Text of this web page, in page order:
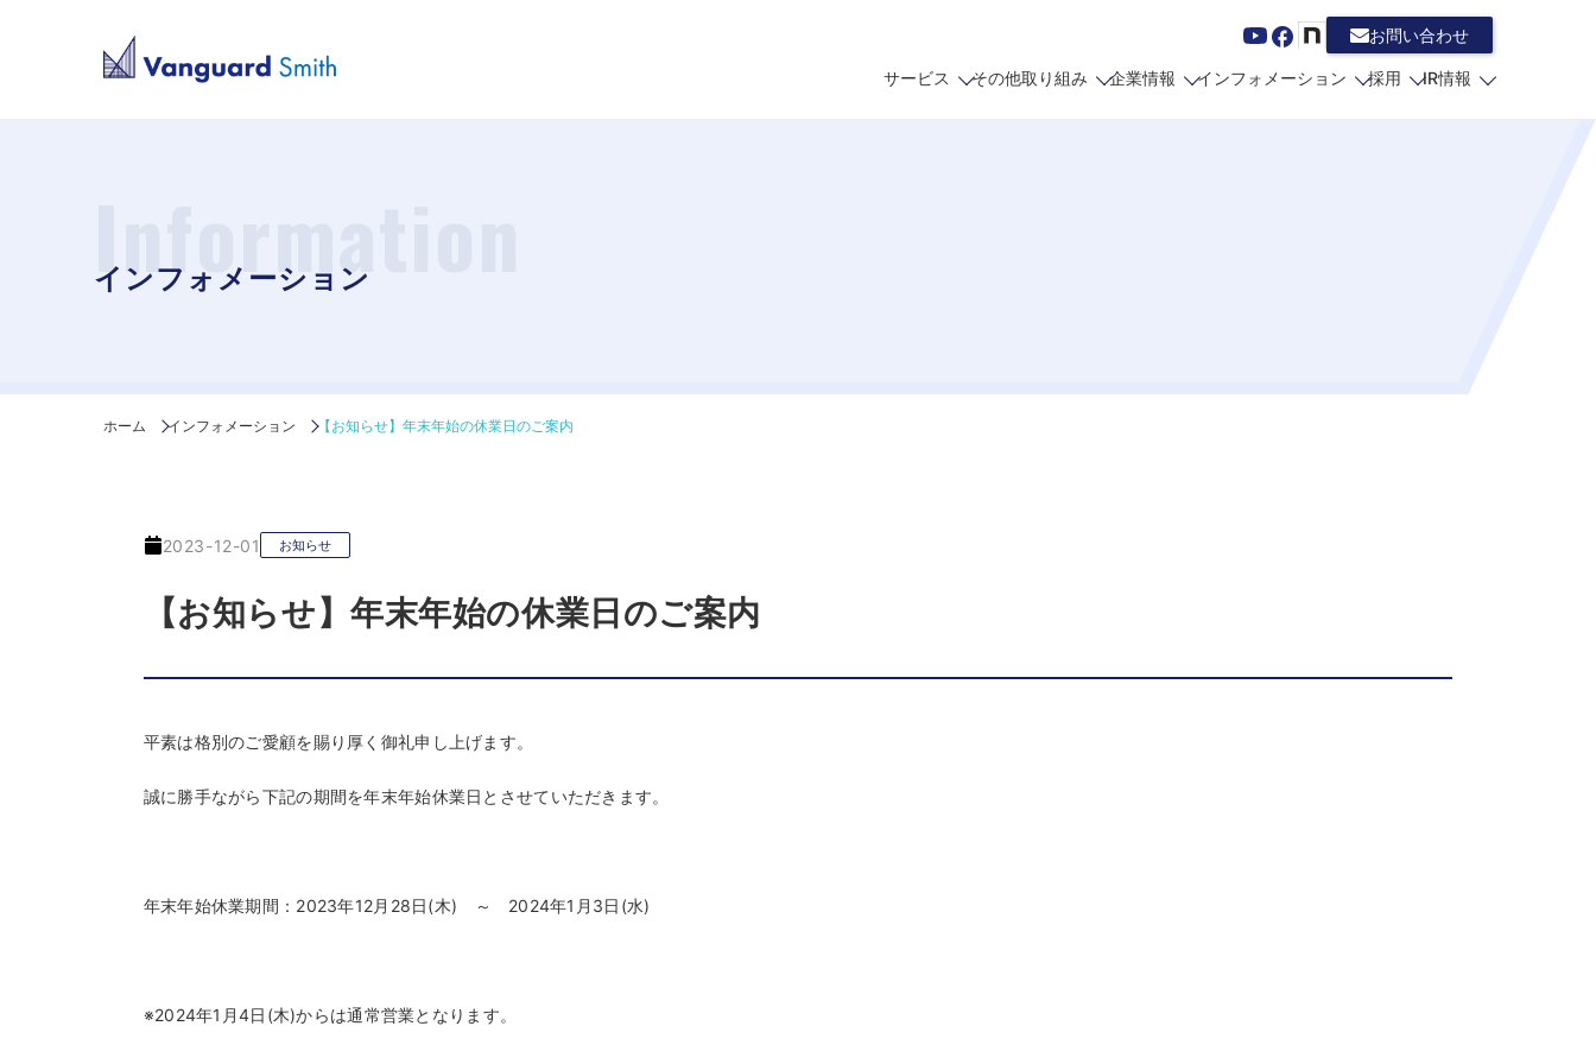
お問い合わせ
サービス その他取り組み 企業情報 インフォメーション 採用 IR情報
Information
インフォメーション
ホーム インフォメーション 【お知らせ】年末年始の休業日のご案内
2023-12-01 お知らせ
【お知らせ】年末年始の休業日のご案内
平素は格別のご愛顧を賜り厚く御礼申し上げます。
誠に勝手ながら下記の期間を年末年始休業日とさせていただきます。
年末年始休業期間：2023年12月28日(木) ～ 2024年1月3日(水)
※2024年1月4日(木)からは通常営業となります。